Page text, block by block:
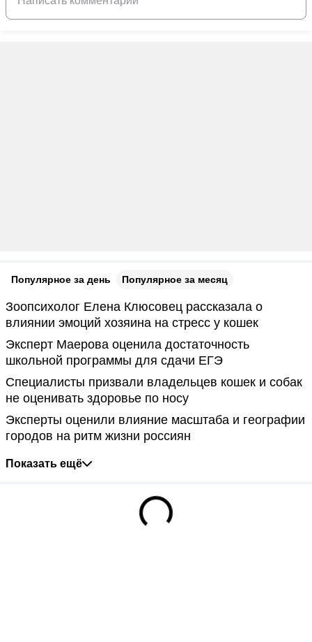
Популярное за день Популярное за месяц
Зоопсихолог Елена Клюсовец рассказала о
влиянии эмоций хозяина на стресс у кошек
Эксперт Маерова оценила достаточность
школьной программы для сдачи ЕГЭ
Специалисты призвали владельцев кошек и собак
не оценивать здоровье по носу
Эксперты оценили влияние масштаба и географии
городов на ритм жизни россиян
Показать ещё